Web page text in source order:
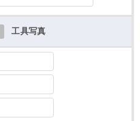
工具写真